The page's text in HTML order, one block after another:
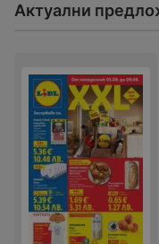
Актуални